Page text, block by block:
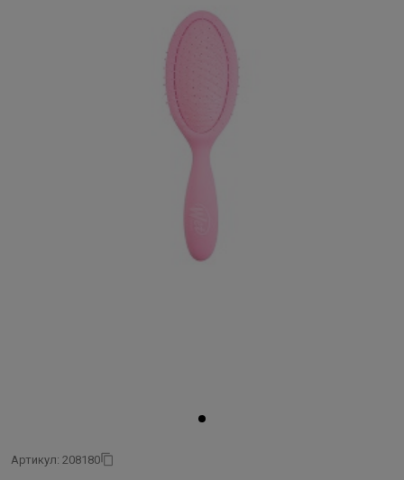
Артикул: 208180